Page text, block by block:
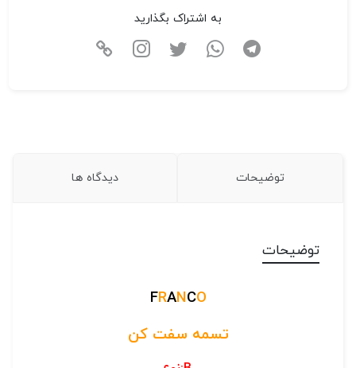
به اشتراک بگذارید
توضیحات دیدگاه ها
توضیحات
FRANCO
تسمه سفت کن